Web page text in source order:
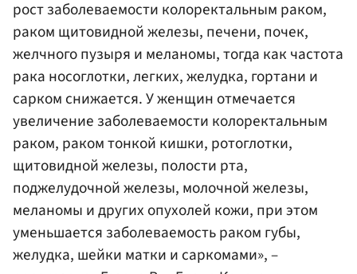
рост заболеваемости колоректальным раком,
раком щитовидной железы, печени, почек,
желчного пузыря и меланомы, тогда как частота
рака носоглотки, легких, желудка, гортани и
сарком снижается. У женщин отмечается
увеличение заболеваемости колоректальным
раком, раком тонкой кишки, ротоглотки,
щитовидной железы, полости рта,
поджелудочной железы, молочной железы,
меланомы и других опухолей кожи, при этом
уменьшается заболеваемость раком губы,
желудка, шейки матки и саркомами», –